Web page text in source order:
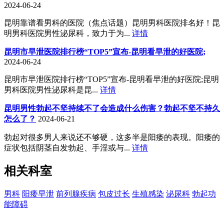
2024-06-24
昆明靠谱看男科的医院（焦点话题）昆明男科医院排名好！昆
明男科医院男性泌尿科，致力于为... 详情
昆明市早泄医院排行榜“TOP5”宣布-昆明看早泄的好医院;
2024-06-24
昆明市早泄医院排行榜“TOP5”宣布-昆明看早泄的好医院;昆明
男科医院男性泌尿科是昆... 详情
昆明男性勃起不坚持续不了会造成什么伤害？勃起不坚不持久
怎么了？ 2024-06-21
勃起对很多男人来说还不够硬，这多半是阳痿的表现。阳痿的
症状包括阴茎自发勃起、手淫或与... 详情
相关科室
男科 阳痿早泄 前列腺疾病 包皮过长 生殖感染 泌尿科 勃起功
能障碍